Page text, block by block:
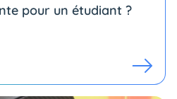
pour un étudiant ?